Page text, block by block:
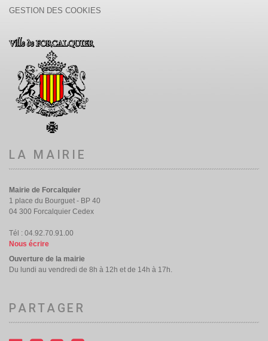
GESTION DES COOKIES
LA MAIRIE
Mairie de Forcalquier
1 place du Bourguet - BP 40
04 300 Forcalquier Cedex
Tél : 04.92.70.91.00
Nous écrire
Ouverture de la mairie
Du lundi au vendredi de 8h à 12h et de 14h à 17h.
PARTAGER